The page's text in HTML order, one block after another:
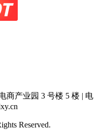
商产业园 3 号楼 5 楼 | 电
Reserved.